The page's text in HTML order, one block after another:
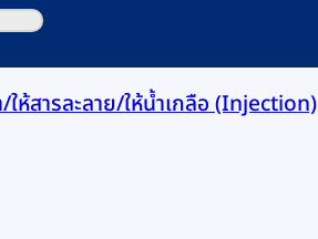
ห้สารละลาย/ให้น้ำเกลือ (Injection)